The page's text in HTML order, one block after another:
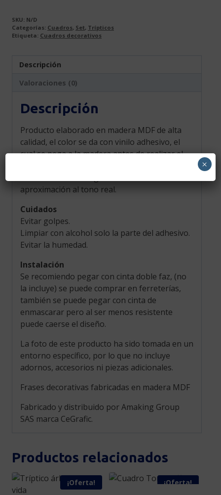
SKU: N/D
Categorías: Cuadros, Set, Trípticos
Etiqueta: Cuadros decorativos
Descripción
Valoraciones (0)
Descripción
Producto elaborado en madera MDF de alta
calidad, el color se da con vinilo adhesivo, el
cual se pega a la madera antes de realizar el
aproximación al tono real.
Cuidados
Evitar golpes.
Limpiar con alcohol solo la parte del adhesivo.
Evitar la humedad.
Instalación
Se recomiendo pegar con cinta doble faz, (no
la incluye) se puede comprar en ferreterías,
también se puede pegar con cinta de
enmascarar pero al ser menos resistente
puede caerse el diseño.
La foto de este producto ha sido tomada en un
entorno específico, por lo que no incluye
adornos, accesorios ni piezas adicionales.
Frases decorativas fabricadas en madera MDF
Fabricado y distribuido por Amaking Group
SAS marca CeGrafic.
Productos relacionados
¡Oferta! ¡Oferta!
×